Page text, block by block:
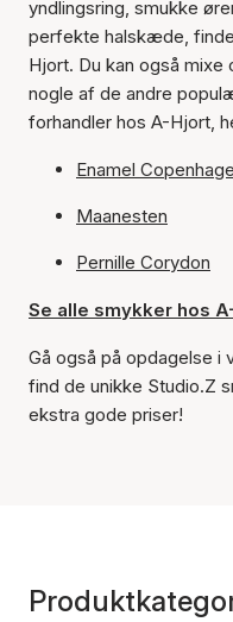
yndlingsring, smukke
perfekte halskæde,
Hjort. Du kan også mixe
nogle af de andre
forhandler hos A-Hjort,
Enamel
Maanesten
Pernille Corydon
Se alle smykker hos
Gå også på opdagelse i
find de unikke Studio.Z
ekstra gode priser!